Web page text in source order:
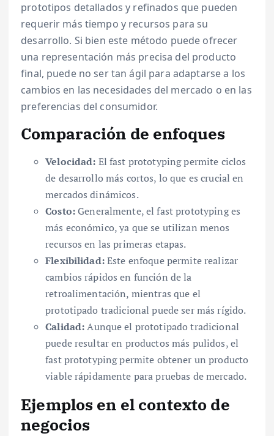
prototipos detallados y refinados que pueden
requerir más tiempo y recursos para su
desarrollo. Si bien este método puede ofrecer
una representación más precisa del producto
final, puede no ser tan ágil para adaptarse a los
cambios en las necesidades del mercado o en las
preferencias del consumidor.
Comparación de enfoques
Velocidad: El fast prototyping permite ciclos
de desarrollo más cortos, lo que es crucial en
mercados dinámicos.
Costo:Generalmente, el fast prototyping es
más económico, ya que se utilizan menos
recursos en las primeras etapas.
Flexibilidad:Este enfoque permite realizar
cambios rápidos en función de la
retroalimentación, mientras que el
prototipado tradicional puede ser más rígido.
Calidad:Aunque el prototipado tradicional
puede resultar en productos más pulidos, el
fast prototyping permite obtener un producto
viable rápidamente para pruebas de mercado.
Ejemplos en el contexto de
negocios